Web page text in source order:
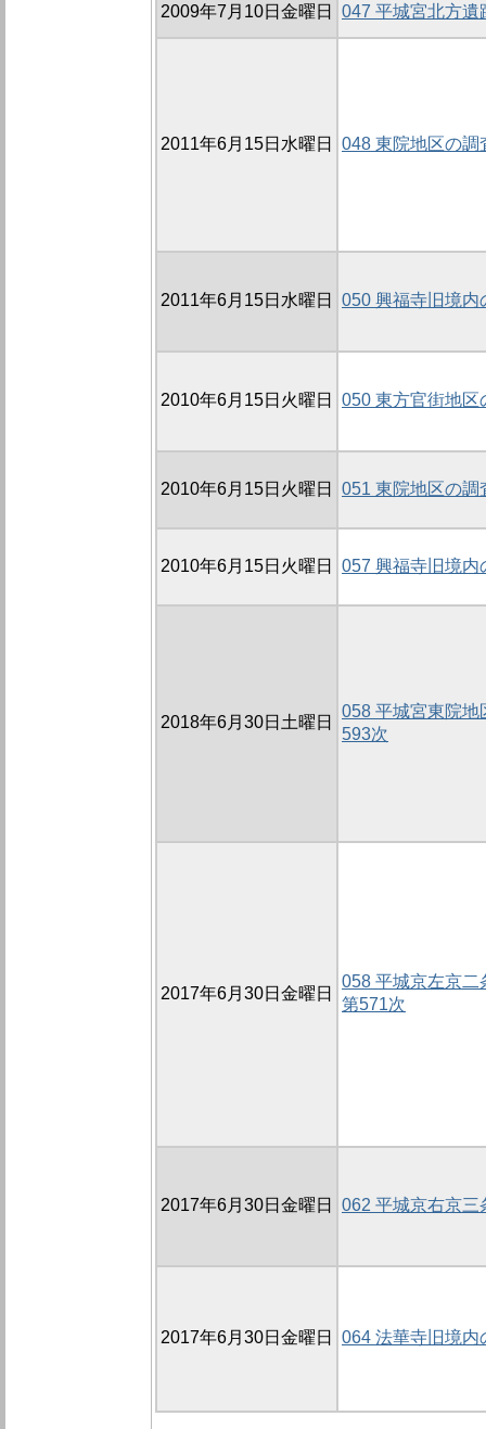
2009年7月10日金曜日 047 平城宮北方遺
2011年6月15日水曜日 048 東院地区の調
2011年6月15日水曜日 050 興福寺旧境内
2010年6月15日火曜日 050 東方官街地区
2010年6月15日火曜日 051 東院地区の調
2010年6月15日火曜日 057 興福寺旧境内
2018年6月30日土曜日
058 平城宮東院地
593次
2017年6月30日金曜日
058 平城京左京二
第571次
2017年6月30日金曜日 062 平城京右京三
2017年6月30日金曜日 064 法華寺旧境内